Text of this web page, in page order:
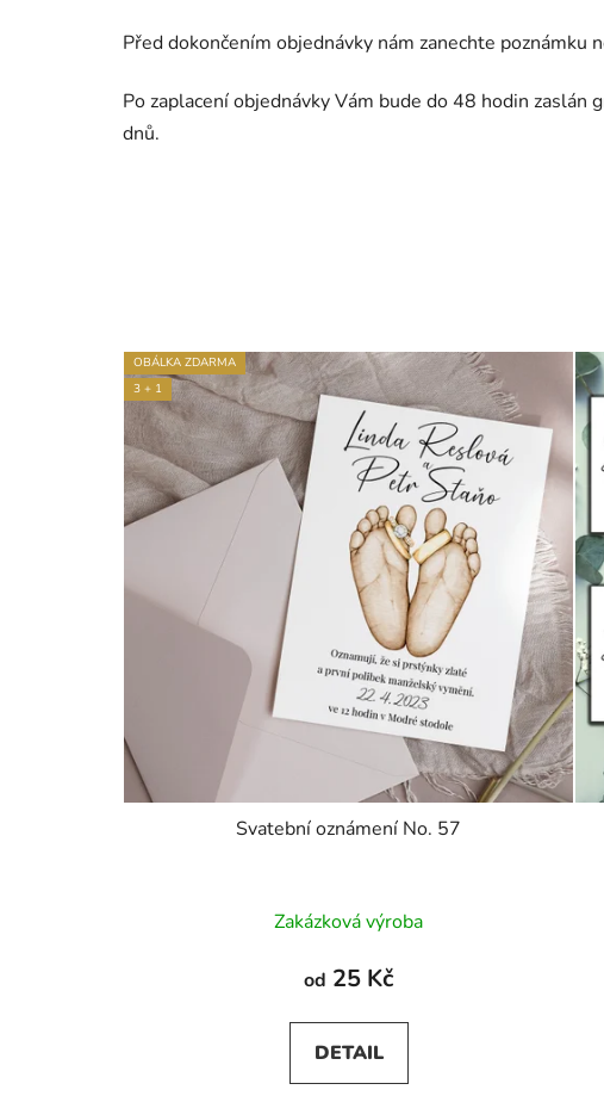
Před dokončením objednávky nám zanechte
Po zaplacení objednávky Vám bude do 48 hodin
dnů.
OBÁLKA ZDARMA
3 + 1
Svatební oznámení No. 57
Zakázková výroba
od 25 Kč
DETAIL